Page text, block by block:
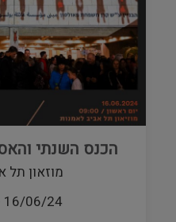
הכנס השנתי
מוזאון תל
16/06/24